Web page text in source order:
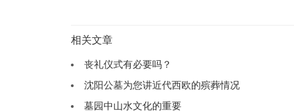
相关文章
丧礼仪式有必要吗？
沈阳公墓为您讲近代西欧的殡葬情况
墓园中山水文化的重要